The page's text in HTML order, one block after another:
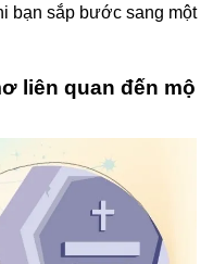
bạn sắp bước sang một
liên quan đến mộ